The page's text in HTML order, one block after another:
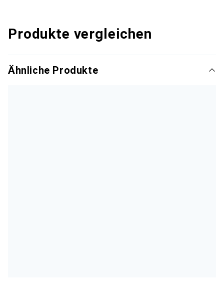
Produkte vergleichen
Ähnliche Produkte